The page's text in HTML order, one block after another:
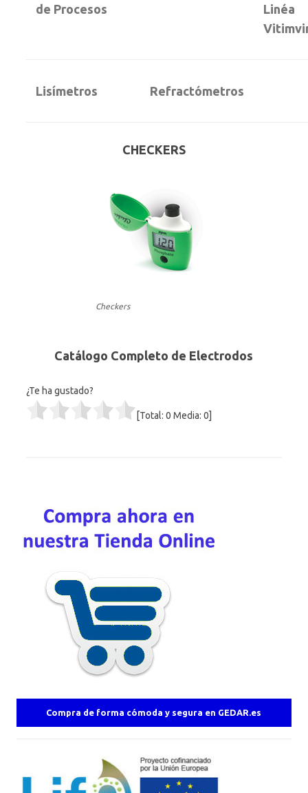
de Procesos
Linéa
Lisímetros Refractómetros
CHECKERS
Checkers
Catálogo Completo de Electrodos
¿Te ha gustado?
[Total: 0 Media: 0]
Compra de forma cómoda y segura en GEDAR.es